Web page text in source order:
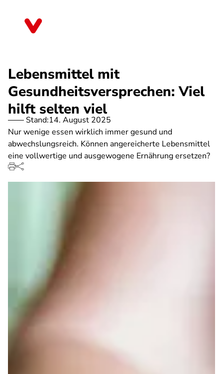
Lebensmittel mit
Gesundheitsversprechen: Viel
hilft selten viel
Stand:14. August 2025
Nur wenige essen wirklich immer gesund und
abwechslungsreich. Können angereicherte Lebensmittel
eine vollwertige und ausgewogene Ernährung ersetzen?